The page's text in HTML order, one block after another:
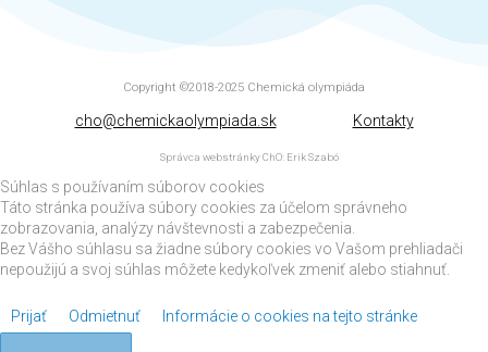
Copyright ©2018-2025 Chemická olympiáda
cho@chemickaolympiada.sk Kontakty
Správca webstránky ChO: Erik Szabó
Súhlas s používaním súborov cookies
Táto stránka používa súbory cookies za účelom správneho
zobrazovania, analýzy návštevnosti a zabezpečenia.
Bez Vášho súhlasu sa žiadne súbory cookies vo Vašom prehliadači
nepoužijú a svoj súhlas môžete kedykoľvek zmeniť alebo stiahnuť.
Prijať Odmietnuť Informácie o cookies na tejto stránke